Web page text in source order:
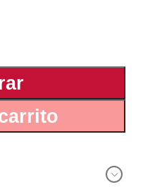
a todas las
describe las
a los datos,
los sueños de
acaban de ver una
genital de los
los subterfugios
del científico y